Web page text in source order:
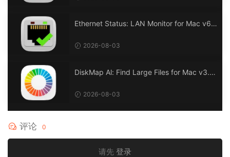
Ethernet Status: LAN Monitor for Mac v6.
2026-08-03
DiskMap Al: Find Large Files for Mac v3.1
2026-08-03
评论 0
请先 登录